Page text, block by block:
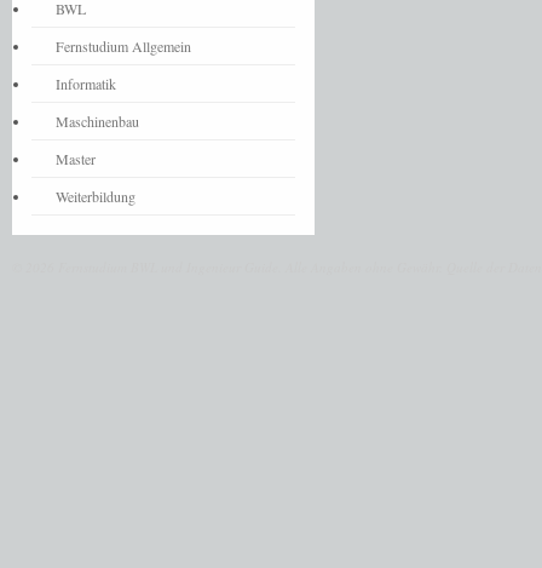
BWL
Fernstudium Allgemein
Informatik
Maschinenbau
Master
Weiterbildung